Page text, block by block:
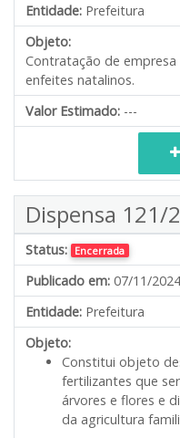
Entidade: Prefeitura
Objeto:
Contratação de
enfeites natalinos.
Valor Estimado: ---
Dispensa 121/
Status: Encerrada
Publicado em: 07/11/2024
Entidade: Prefeitura
Objeto:
Constitui objeto
fertilizantes que
árvores e flores e
da agricultura